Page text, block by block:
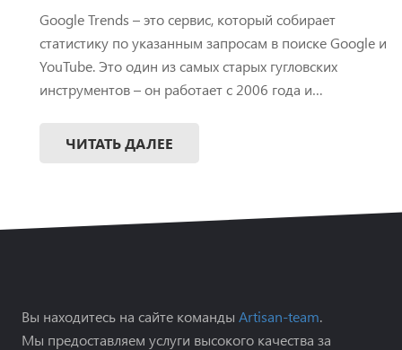
Google Trends – это сервис, который собирает
статистику по указанным запросам в поиске Google и
YouTube. Это один из самых старых гугловских
инструментов – он работает с 2006 года и…
ЧИТАТЬ ДАЛЕЕ
Вы находитесь на сайте команды Artisan-team.
Мы предоставляем услуги высокого качества за